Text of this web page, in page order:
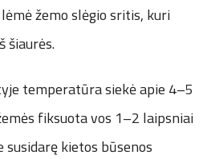
žemo slėgio sritis, kuri
šiaurės.
temperatūra siekė apie 4–5
fiksuota vos 1–2 laipsniai
kietos būsenos